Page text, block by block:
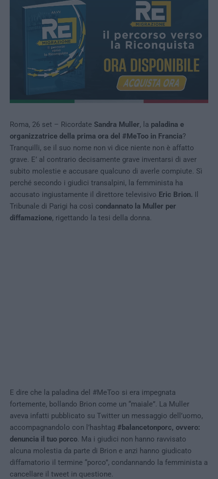
Roma, 26 set – Ricordate Sandra Muller, la paladina e
organizzatrice della prima ora del #MeToo in Francia?
Tranquilli, se il suo nome non vi dice niente non è affatto
grave. E’ al contrario decisamente grave inventarsi di aver
subito molestie e accusare qualcuno di averle compiute. Sì
perché secondo i giudici transalpini, la femminista ha
accusato ingiustamente il direttore televisivo Eric Brion. Il
Tribunale di Parigi ha così condannato la Muller per
diffamazione, rigettando la tesi della donna.
E dire che la paladina del #MeToo si era impegnata
fortemente, bollando Brion come un “maiale”. La Muller
aveva infatti pubblicato su Twitter un messaggio dell’uomo,
accompagnandolo con l’hashtag #balancetonporc, ovvero:
denuncia il tuo porco. Ma i giudici non hanno ravvisato
alcuna molestia da parte di Brion e anzi hanno giudicato
diffamatorio il termine “porco”, condannando la femminista a
cancellare il tweet in questione.